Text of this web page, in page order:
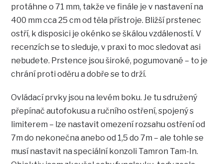
protáhne o 71 mm, takže ve finále je v nastavení na
400 mm cca 25 cm od těla přístroje. Bližší prstenec
ostří, k disposici je okénko se škálou vzdáleností. V
recenzích se to sleduje, v praxi to moc sledovat asi
nebudete. Prstence jsou široké, pogumované – to je
chrání proti oděru a dobře se to drží.
Ovládací prvky jsou na levém boku. Je tu sdružený
přepínač autofokusu a ručního ostření, spojený s
limiterem – lze nastavit omezení rozsahu ostření od
7m do nekonečna anebo od 1,5 do 7m – ale tohle se
musí nastavit na speciální konzoli Tamron Tam-In.